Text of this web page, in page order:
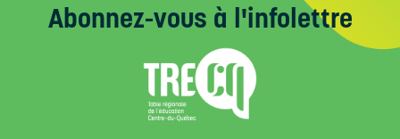
Abonnez-vous à l'infolettre